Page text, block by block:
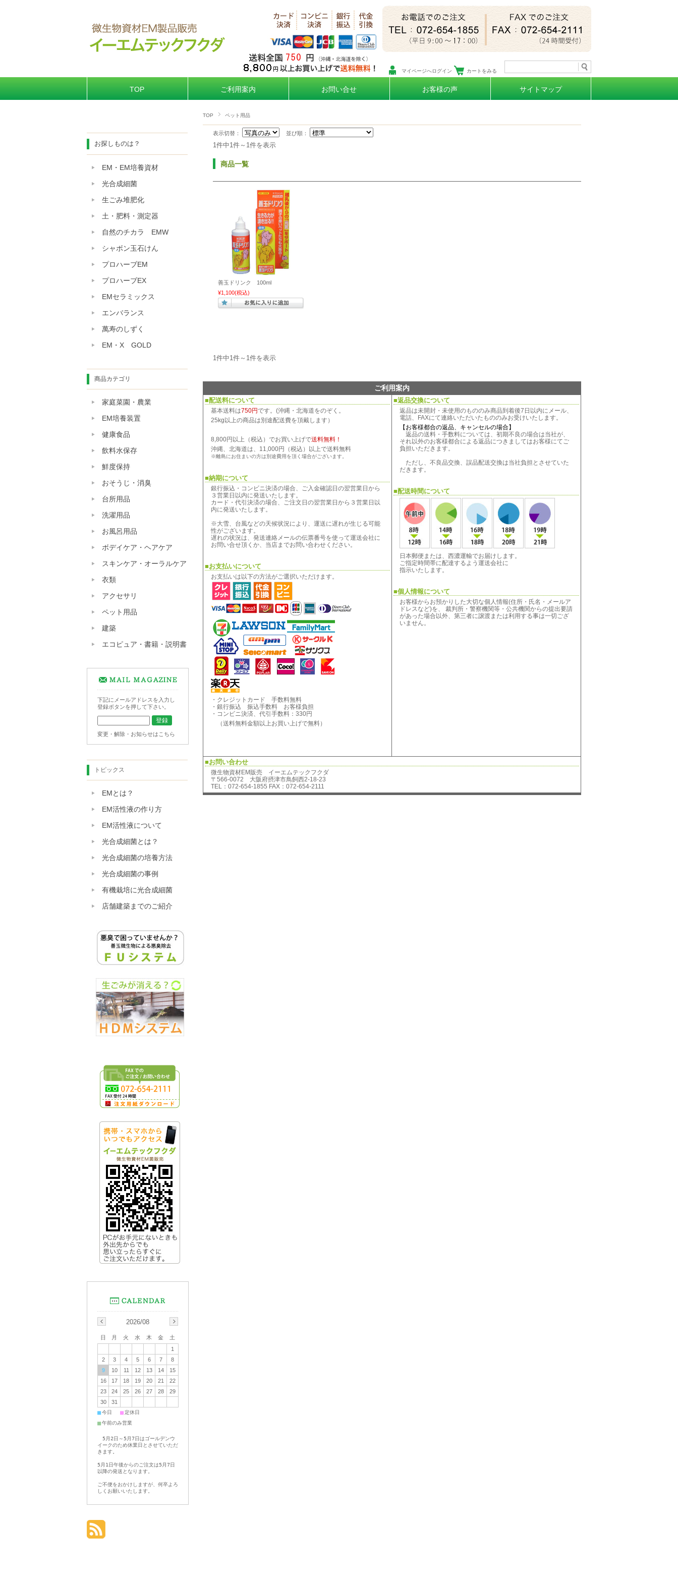
マイページへログイン カートをみる
TOP ご利用案内 お問い合せ お客様の声 サイトマップ
TOP ペット用品
表示切替： 並び順：
1件中1件～1件を表示
商品一覧
善玉ドリンク 100ml
¥1,100(税込)
1件中1件～1件を表示
ご利用案内
■配送料について
基本送料は750円です。(沖縄・北海道をのぞく。
25kg以上の商品は別途配送費を頂戴します）
8,800円以上（税込）でお買い上げで送料無料！
沖縄、北海道は、11,000円（税込）以上で送料無料
※離島にお住まいの方は別途費用を頂く場合がございます。
■納期について
銀行振込・コンビニ決済の場合、ご入金確認日の翌営業日から
３営業日以内に発送いたします。
カード・代引決済の場合、ご注文日の翌営業日から３営業日以
内に発送いたします。
※大雪、台風などの天候状況により、運送に遅れが生じる可能
性がございます。
遅れの状況は、発送連絡メールの伝票番号を使って運送会社に
お問い合せ頂くか、当店までお問い合わせください。
■お支払いについて
お支払いは以下の方法がご選択いただけます。
・クレジットカード 手数料無料
・銀行振込 振込手数料 お客様負担
・コンビニ決済、代引手数料：330円
（送料無料金額以上お買い上げで無料）
■返品交換について
返品は未開封・未使用のもののみ商品到着後7日以内にメール、
電話、FAXにて連絡いただいたもののみお受けいたします。
【お客様都合の返品、キャンセルの場合】
返品の送料・手数料については、初期不良の場合は当社が、
それ以外のお客様都合による返品につきましてはお客様にてご
負担いただきます。
ただし、不良品交換、誤品配送交換は当社負担とさせていた
だきます。
■配送時間について
日本郵便または、西濃運輸でお届けします。
ご指定時間帯に配達するよう運送会社に
指示いたします。
■個人情報について
お客様からお預かりした大切な個人情報(住所・氏名・メールア
ドレスなど)を、 裁判所・警察機関等・公共機関からの提出要請
があった場合以外、第三者に譲渡または利用する事は一切ござ
いません。
■お問い合わせ
微生物資材EM販売 イーエムテックフクダ
〒566-0072 大阪府摂津市鳥飼西2-18-23
TEL：072-654-1855 FAX：072-654-2111
お探しものは？
EM・EM培養資材
光合成細菌
生ごみ堆肥化
土・肥料・測定器
自然のチカラ EMW
シャボン玉石けん
プロハーブEM
プロハーブEX
EMセラミックス
エンバランス
萬寿のしずく
EM・X GOLD
商品カテゴリ
家庭菜園・農業
EM培養装置
健康食品
飲料水保存
鮮度保持
おそうじ・消臭
台所用品
洗濯用品
お風呂用品
ボデイケア・ヘアケア
スキンケア・オーラルケア
衣類
アクセサリ
ペット用品
建築
エコピュア・書籍・説明書
下記にメールアドレスを入力し
登録ボタンを押して下さい。
変更・解除・お知らせはこちら
トピックス
EMとは？
EM活性液の作り方
EM活性液について
光合成細菌とは？
光合成細菌の培養方法
光合成細菌の事例
有機栽培に光合成細菌
店舗建築までのご紹介
2026/08
日 月 火 水 木 金
土
1
2
3 4 5 6 7
8
9
10 11 12 13 14
15
16
17 18 19 20 21
22
23
24 25 26 27 28
29
30
31
■今日 ■定休日
■午前のみ営業
5月2日～5月7日はゴールデンウ
イークのため休業日とさせていただ
きます。
5月1日午後からのご注文は5月7日
以降の発送となります。
ご不便をおかけしますが、何卒よろ
しくお願いいたします。